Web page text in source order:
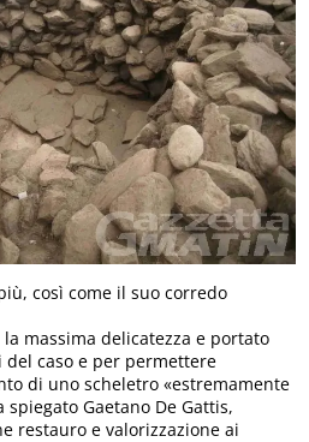
così come il suo corredo
massima delicatezza e portato
caso e per permettere
di uno scheletro «estremamente
Gaetano De Gattis,
restauro e valorizzazione ai